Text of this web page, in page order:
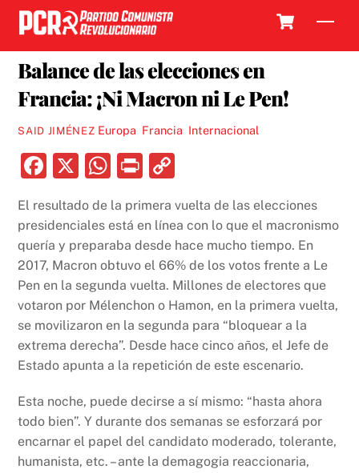
Skip
content
Balance de las elecciones en
Francia: ¡Ni Macron ni Le Pen!
SAID JIMÉNEZ Europa Francia Internacional
F
c
e
b
o
o
k
X
W
at
s
A
p
p
P
nt p
y
Li
n
k
El resultado de la primera vuelta de las elecciones
presidenciales está en línea con lo que el macronismo
quería y preparaba desde hace mucho tiempo. En
2017, Macron obtuvo el 66% de los votos frente a Le
Pen en la segunda vuelta. Millones de electores que
votaron por Mélenchon o Hamon, en la primera vuelta,
se movilizaron en la segunda para “bloquear a la
extrema derecha”. Desde hace cinco años, el Jefe de
Estado apunta a la repetición de este escenario.
Esta noche, puede decirse a sí mismo: “hasta ahora
todo bien”. Y durante dos semanas se esforzará por
encarnar el papel del candidato moderado, tolerante,
humanista, etc. – ante la demagogia reaccionaria,